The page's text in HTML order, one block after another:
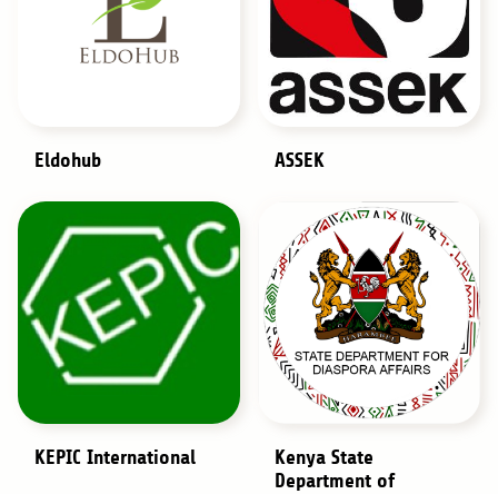
Eldohub ASSEK
KEPIC International
Kenya State
Department of